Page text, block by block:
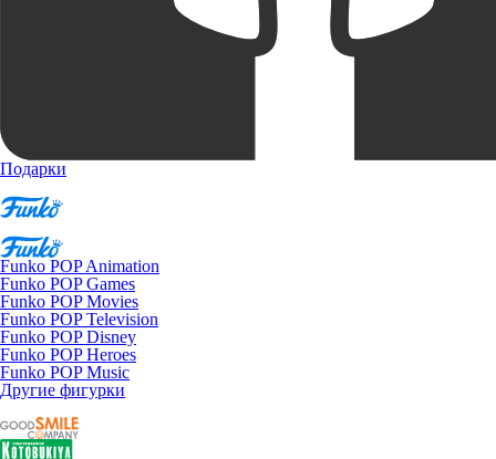
Подарки
Funko POP Animation
Funko POP Games
Funko POP Movies
Funko POP Television
Funko POP Disney
Funko POP Heroes
Funko POP Music
Другие фигурки